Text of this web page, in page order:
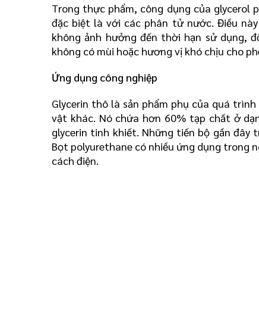
Trong thực phẩm, công dụng của
đặc biệt là với các phân tử nước. Điều
không ảnh hưởng đến thời hạn sử dụng,
không có mùi hoặc hương vị khó chịu cho
Ứng dụng công nghiệp
Glycerin thô là sản phẩm phụ của quá
vật khác. Nó chứa hơn 60% tạp chất ở
glycerin tinh khiết. Những tiến bộ gần đây
Bọt polyurethane có nhiều ứng dụng trong
cách điện.